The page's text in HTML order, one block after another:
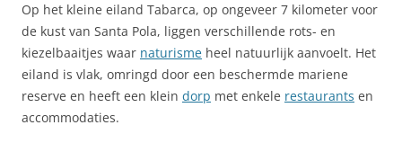
Op het kleine eiland Tabarca, op ongeveer 7 kilometer voor
de kust van Santa Pola, liggen verschillende rots- en
kiezelbaaitjes waar naturisme heel natuurlijk aanvoelt. Het
eiland is vlak, omringd door een beschermde mariene
reserve en heeft een klein dorp met enkele restaurants en
accommodaties.